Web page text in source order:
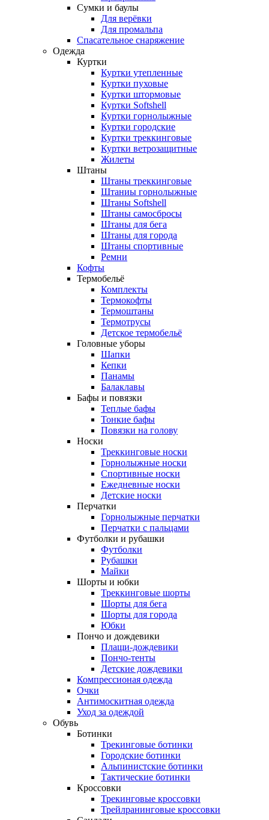
Сумки и баулы
Для верёвки
Для промальпа
Спасательное снаряжение
Одежда
Куртки
Куртки утепленные
Куртки пуховые
Куртки штормовые
Куртки Softshell
Куртки горнолыжные
Куртки городские
Куртки треккинговые
Куртки ветрозащитные
Жилеты
Штаны
Штаны треккинговые
Штаниы горнолыжные
Штаны Softshell
Штаны самосбросы
Штаны для бега
Штаны для города
Штаны спортивные
Ремни
Кофты
Термобельё
Комплекты
Термокофты
Термоштаны
Термотрусы
Детское термобельё
Головные уборы
Шапки
Кепки
Панамы
Балаклавы
Бафы и повязки
Теплые бафы
Тонкие бафы
Повязки на голову
Носки
Треккинговые носки
Горнолыжные носки
Спортивные носки
Ежедневные носки
Детские носки
Перчатки
Горнолыжные перчатки
Перчатки с пальцами
Футболки и рубашки
Футболки
Рубашки
Майки
Шорты и юбки
Треккинговые шорты
Шорты для бега
Шорты для города
Юбки
Пончо и дождевики
Плащи-дождевики
Пончо-тенты
Детские дождевики
Компрессионая одежда
Очки
Антимоскитная одежда
Уход за одеждой
Обувь
Ботинки
Трекинговые ботинки
Городские ботинки
Альпинистские ботинки
Тактические ботинки
Кроссовки
Трекинговые кроссовки
Трейлранинговые кроссовки